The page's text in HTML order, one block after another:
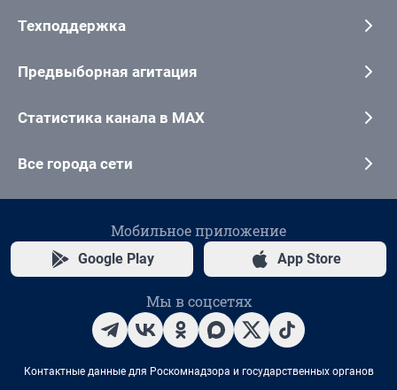
Техподдержка
Предвыборная агитация
Статистика канала в MAX
Все города сети
Мобильное приложение
Google Play App Store
Мы в соцсетях
Контактные данные для Роскомнадзора и государственных органов